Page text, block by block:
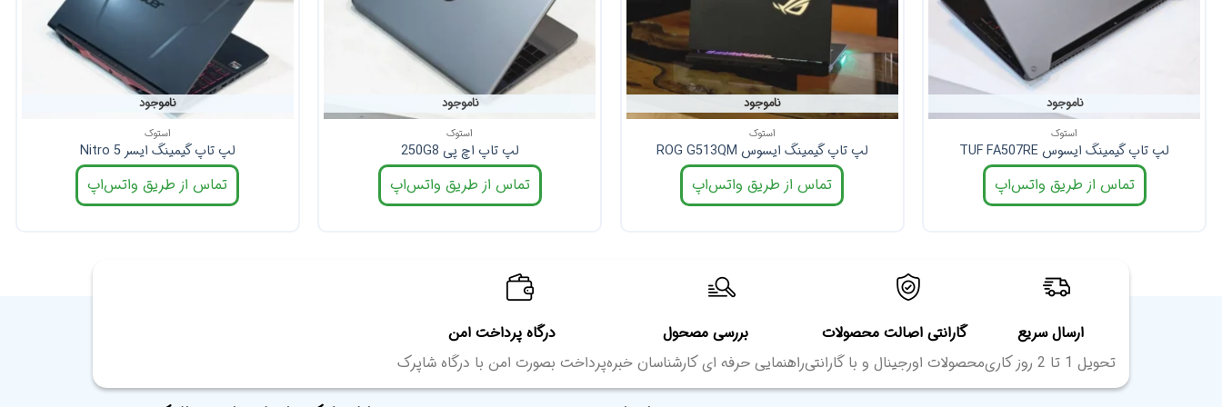
ناموجود
استوک
لپ تاپ گیمینگ ایسوس TUF FA507RE
تماس از طریق واتس‌اپ
ناموجود
استوک
لپ تاپ گیمینگ ایسوس ROG G513QM
تماس از طریق واتس‌اپ
ناموجود
استوک
لپ تاپ اچ پی 250G8
تماس از طریق واتس‌اپ
ناموجود
استوک
لپ تاپ گیمینگ ایسر Nitro 5
تماس از طریق واتس‌اپ
ارسال سریع
تحویل 1 تا 2 روز کاری
گارانتی اصالت محصولات
محصولات اورجینال و با گارانتی
بررسی مصحول
راهنمایی حرفه ای کارشناسان خبره
درگاه پرداخت امن
پرداخت بصورت امن با درگاه شاپرک